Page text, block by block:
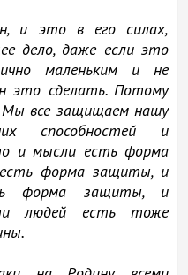
и это в его силах,
дело, даже если это
маленьким и не
это сделать. Потому
Мы все защищаем нашу
способностей и
и мысли есть форма
форма защиты, и
форма защиты, и
людей есть тоже